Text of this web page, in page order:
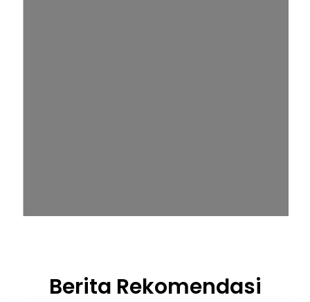
Berita Rekomendasi